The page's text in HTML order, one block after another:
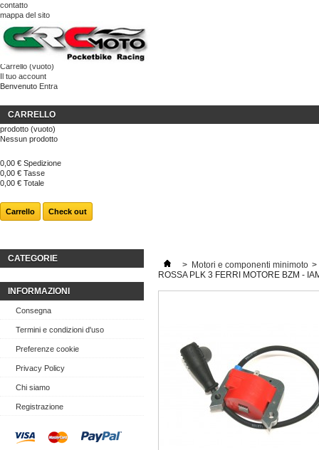
contatto
mappa del sito
Carrello (vuoto)
Il tuo account
Benvenuto Entra
CARRELLO
prodotto (vuoto)
Nessun prodotto
0,00 € Spedizione
0,00 € Tasse
0,00 € Totale
Carrello Check out
CATEGORIE
INFORMAZIONI
Consegna
Termini e condizioni d'uso
Preferenze cookie
Privacy Policy
Chi siamo
Registrazione
> Motori e componenti minimoto >
ROSSA PLK 3 FERRI MOTORE BZM -